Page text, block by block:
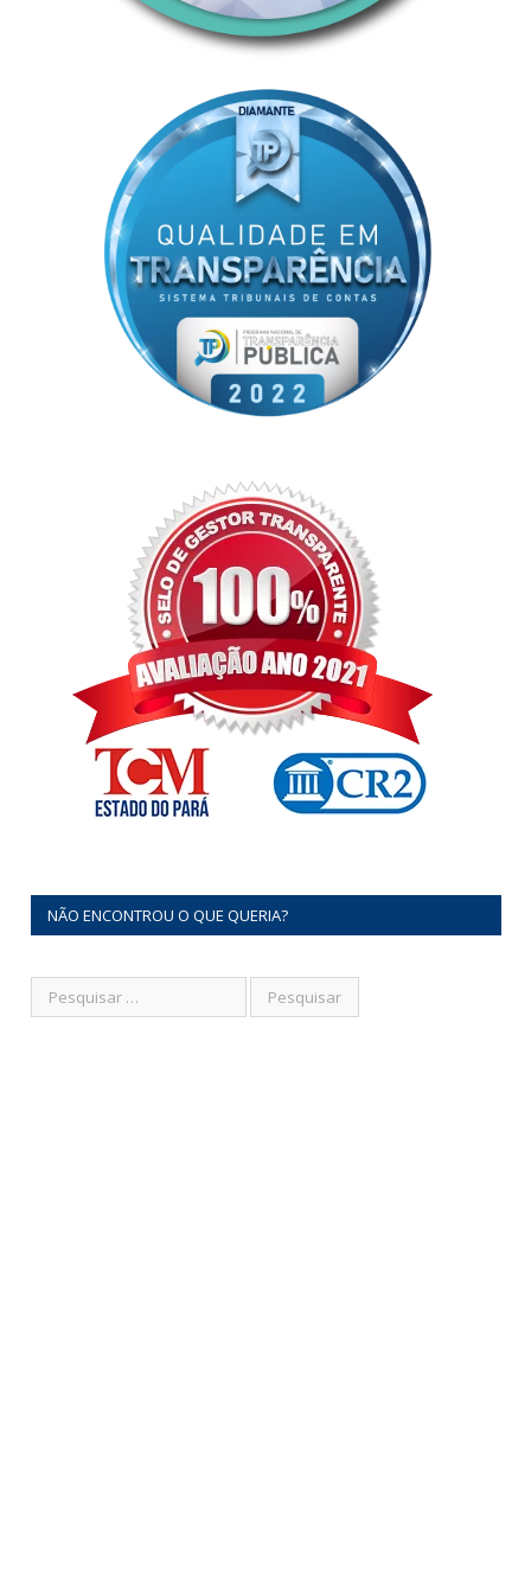
NÃO ENCONTROU O QUE QUERIA?